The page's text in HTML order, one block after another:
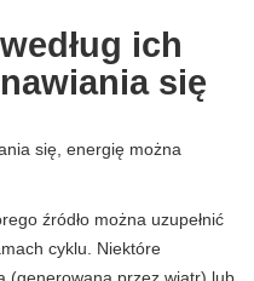
ich
się
się, energię można
źródło można uzupełnić
cyklu. Niektóre
(generowana przez wiatr) lub